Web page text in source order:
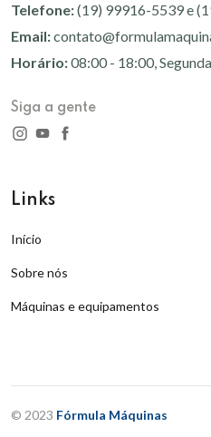
Telefone:(19) 99916-5539 e
Email:
Horário:08:00 - 18:00,
Siga a gente
Links
Início
Sobre nós
Máquinas e equipamentos
© 2023 Fórmula Máquinas